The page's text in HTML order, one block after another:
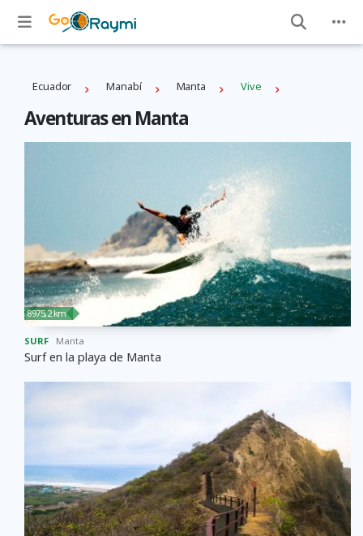
Ecuador Manabí Manta Vive
Aventuras en Manta
8975,2 km
SURF Manta
Surf en la playa de Manta